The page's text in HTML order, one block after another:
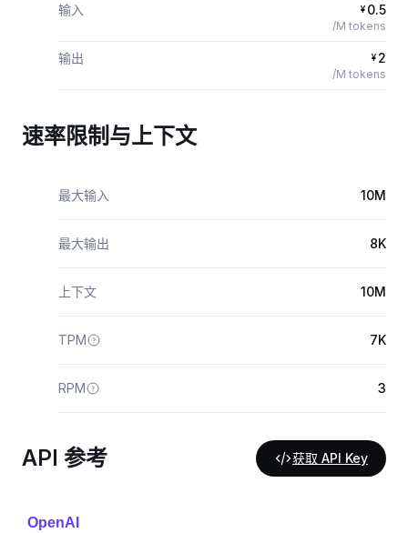
输入 ¥ 0.5
/M tokens
输出 ¥ 2
/M tokens
速率限制与上下文
最大输入 10M
最大输出 8K
上下文 10M
TPM 7K
RPM 3
API 参考 获取 API Key
OpenAI